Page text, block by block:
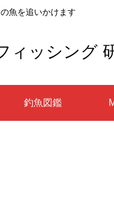
魚を追いかけます
ィッシング
釣魚図鑑